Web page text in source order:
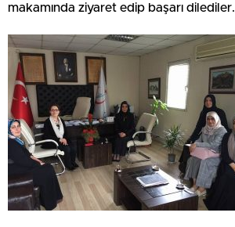
makamında ziyaret edip başarı dilediler.